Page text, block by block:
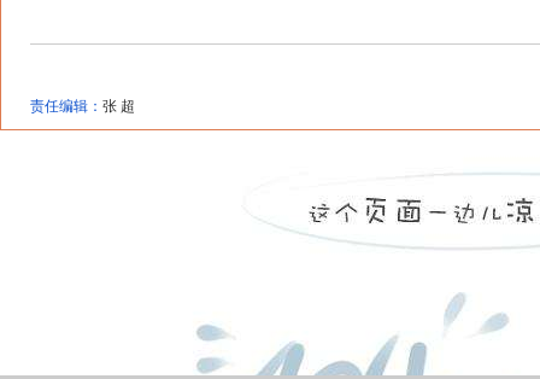
责任编辑： 张 超